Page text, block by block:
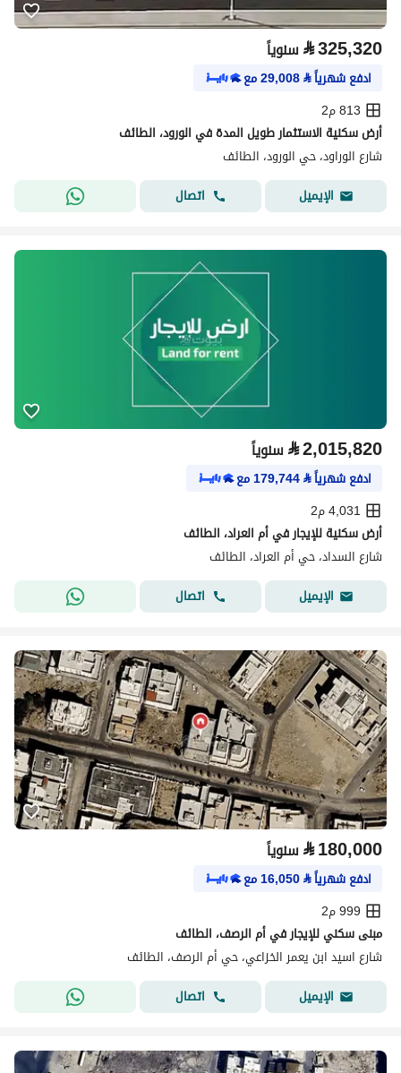
⃁325,320 سنوياً
ادفع شهرياً⃁
29,008مع
813 م2
أرض سكنية الاستثمار طويل المدة في الورود، الطائف
شارع الوراود، حي الورود، الطائف
الإيميل
اتصال
⃁2,015,820 سنوياً
ادفع شهرياً⃁
179,744مع
4,031 م2
أرض سكنية للإيجار في أم العراد، الطائف
شارع السداد، حي أم العراد، الطائف
الإيميل
اتصال
⃁180,000 سنوياً
ادفع شهرياً⃁
16,050مع
999 م2
مبنى سكني للإيجار في أم الرصف، الطائف
شارع اسيد ابن يعمر الخزاعي، حي أم الرصف، الطائف
الإيميل
اتصال